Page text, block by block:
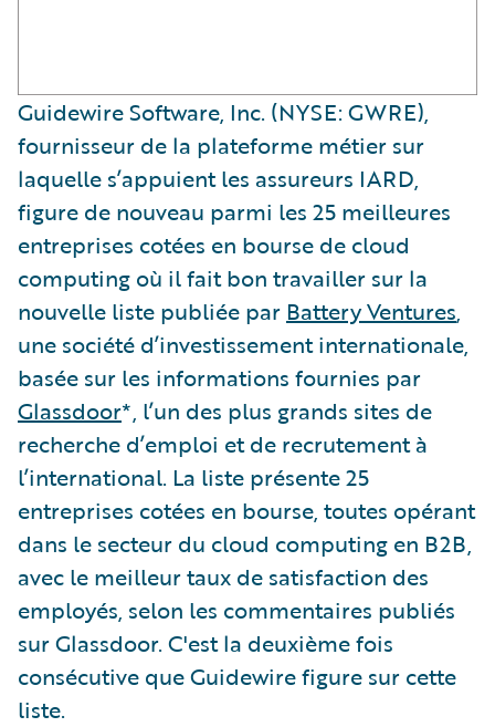
Guidewire Software, Inc. (NYSE: GWRE),
fournisseur de la plateforme métier sur
laquelle s’appuient les assureurs IARD,
figure de nouveau parmi les 25 meilleures
entreprises cotées en bourse de cloud
computing où il fait bon travailler sur la
nouvelle liste publiée par Battery Ventures,
une société d’investissement internationale,
basée sur les informations fournies par
Glassdoor*, l’un des plus grands sites de
recherche d’emploi et de recrutement à
l’international. La liste présente 25
entreprises cotées en bourse, toutes opérant
dans le secteur du cloud computing en B2B,
avec le meilleur taux de satisfaction des
employés, selon les commentaires publiés
sur Glassdoor. C'est la deuxième fois
consécutive que Guidewire figure sur cette
liste.